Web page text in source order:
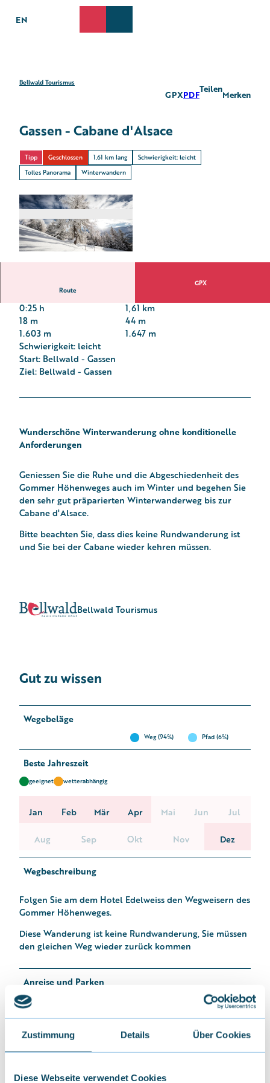
Zustimmung Details Über Cookies
Diese Webseite verwendet Cookies
EN
Bellwald Tourismus
GPXPDF
Teilen
Merken
Gassen - Cabane d'Alsace
Tipp Geschlossen 1,61 km lang Schwierigkeit: leicht
Tolles Panorama Winterwandern
Route
GPX
0:25 h
1,61 km
18 m
44 m
1.603 m
1.647 m
Schwierigkeit: leicht
Start: Bellwald - Gassen
Ziel: Bellwald - Gassen
Wunderschöne Winterwanderung ohne konditionelle
Anforderungen
Geniessen Sie die Ruhe und die Abgeschiedenheit des
Gommer Höhenweges auch im Winter und begehen Sie
den sehr gut präparierten Winterwanderweg bis zur
Cabane d'Alsace.
Bitte beachten Sie, dass dies keine Rundwanderung ist
und Sie bei der Cabane wieder kehren müssen.
Bellwald Tourismus
Gut zu wissen
Wegebeläge
Weg (94%) Pfad (6%)
Beste Jahreszeit
geeignet wetterabhängig
Jan Feb Mär Apr Mai Jun Jul
Aug Sep Okt Nov Dez
Wegbeschreibung
Folgen Sie am dem Hotel Edelweiss den Wegweisern des
Gommer Höhenweges.
Diese Wanderung ist keine Rundwanderung, Sie müssen
den gleichen Weg wieder zurück kommen
Anreise und Parken
Anfahrt
Sierre verlassen hast, bleibst du auf der Kantonsstrasse
bis Naters. Danach durchfährst du Mörel, Unterdeisch,
Fürgangen ab. Durchfahre Fürgangen und folge der